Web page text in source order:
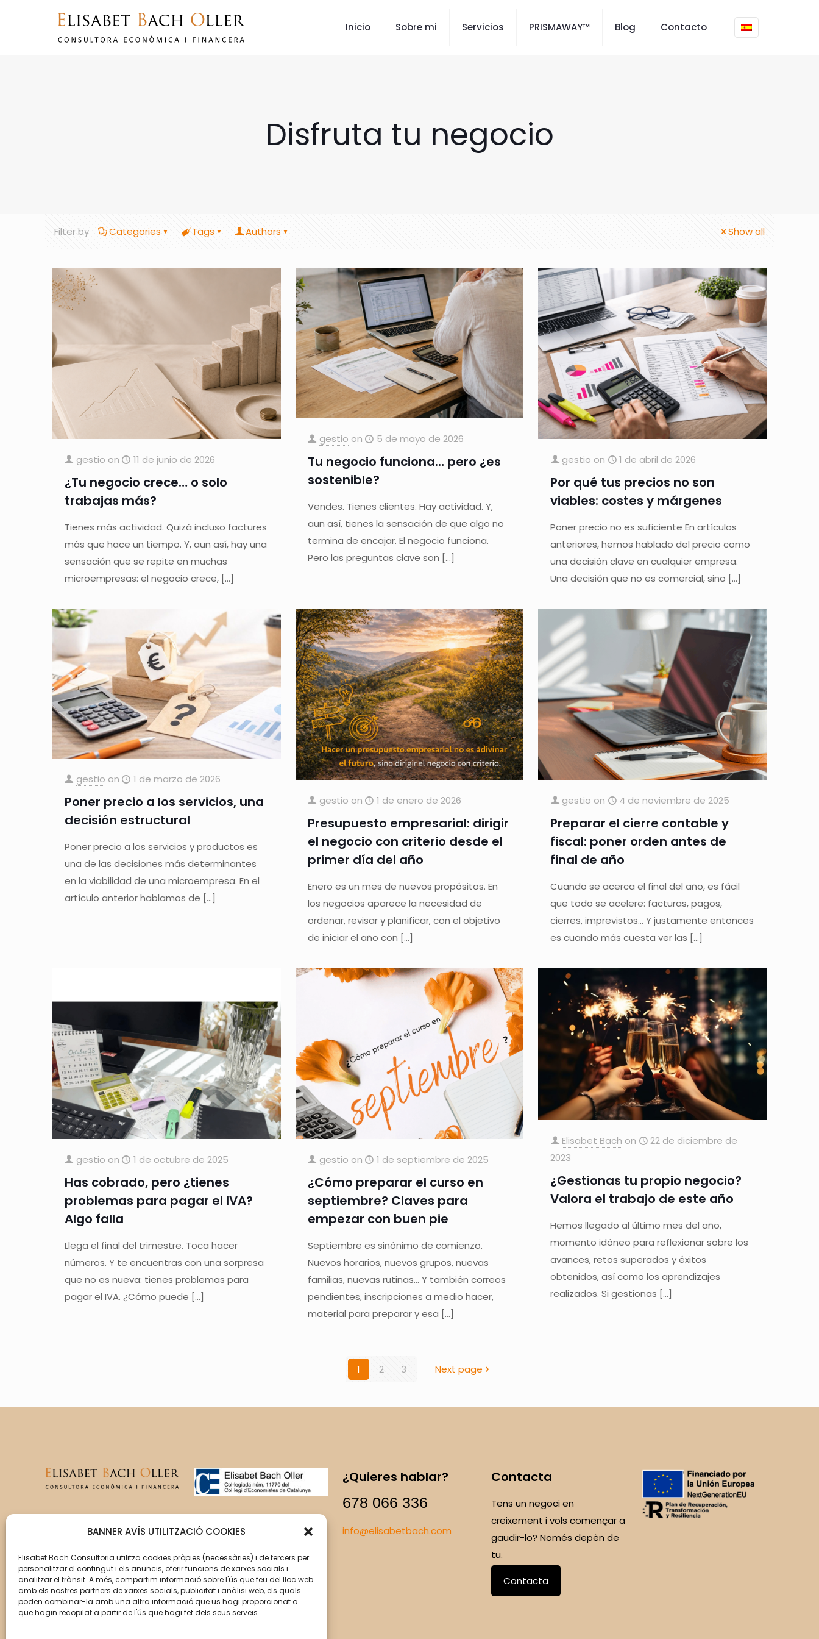
BANNER AVÍS UTILITZACIÓ COOKIES
Elisabet Bach Consultoria utilitza cookies pròpies (necessàries) i de tercers per
personalitzar el contingut i els anuncis, oferir funcions de xarxes socials i
analitzar el trànsit. A més, compartim informació sobre l'ús que feu del lloc web
amb els nostres partners de xarxes socials, publicitat i anàlisi web, els quals
poden combinar-la amb una altra informació que us hagi proporcionat o
que hagin recopilat a partir de l'ús que hagi fet dels seus serveis.
Inicio Sobre mi Servicios PRISMAWAY™ Blog Contacto
Disfruta tu negocio
Filter by Categories Tags Authors Show all
gestio on 11 de junio de 2026
¿Tu negocio crece… o solo
trabajas más?
Tienes más actividad. Quizá incluso factures
más que hace un tiempo. Y, aun así, hay una
sensación que se repite en muchas
microempresas: el negocio crece,[…]
gestio on 5 de mayo de 2026
Tu negocio funciona… pero ¿es
sostenible?
Vendes. Tienes clientes. Hay actividad. Y,
aun así, tienes la sensación de que algo no
termina de encajar. El negocio funciona.
Pero las preguntas clave son […]
gestio on 1 de abril de 2026
Por qué tus precios no son
viables: costes y márgenes
Poner precio no es suficiente En artículos
anteriores, hemos hablado del precio como
una decisión clave en cualquier empresa.
Una decisión que no es comercial, sino […]
gestio on 1 de marzo de 2026
Poner precio a los servicios, una
decisión estructural
Poner precio a los servicios y productos es
una de las decisiones más determinantes
en la viabilidad de una microempresa. En el
artículo anterior hablamos de […]
gestio on 1 de enero de 2026
Presupuesto empresarial: dirigir
el negocio con criterio desde el
primer día del año
Enero es un mes de nuevos propósitos. En
los negocios aparece la necesidad de
ordenar, revisar y planificar, con el objetivo
de iniciar el año con […]
gestio on 4 de noviembre de 2025
Preparar el cierre contable y
fiscal: poner orden antes de
final de año
Cuando se acerca el final del año, es fácil
que todo se acelere: facturas, pagos,
cierres, imprevistos… Y justamente entonces
es cuando más cuesta ver las […]
gestio on 1 de octubre de 2025
Has cobrado, pero ¿tienes
problemas para pagar el IVA?
Algo falla
Llega el final del trimestre. Toca hacer
números. Y te encuentras con una sorpresa
que no es nueva: tienes problemas para
pagar el IVA. ¿Cómo puede […]
gestio on 1 de septiembre de 2025
¿Cómo preparar el curso en
septiembre? Claves para
empezar con buen pie
Septiembre es sinónimo de comienzo.
Nuevos horarios, nuevos grupos, nuevas
familias, nuevas rutinas… Y también correos
pendientes, inscripciones a medio hacer,
material para preparar y esa […]
Elisabet Bach on
22 de diciembre de
2023
¿Gestionas tu propio negocio?
Valora el trabajo de este año
Hemos llegado al último mes del año,
momento idóneo para reflexionar sobre los
avances, retos superados y éxitos
obtenidos, así como los aprendizajes
realizados. Si gestionas […]
1 2 3 Next page
del creixement de la teva
empresa perquè aquesta
assoleixi els seus objectius.
¿Quieres hablar?
678 066 336
info@elisabetbach.com
Contacta
Tens un negoci en
creixement i vols començar a
gaudir-lo? Només depèn de
tu.
Contacta